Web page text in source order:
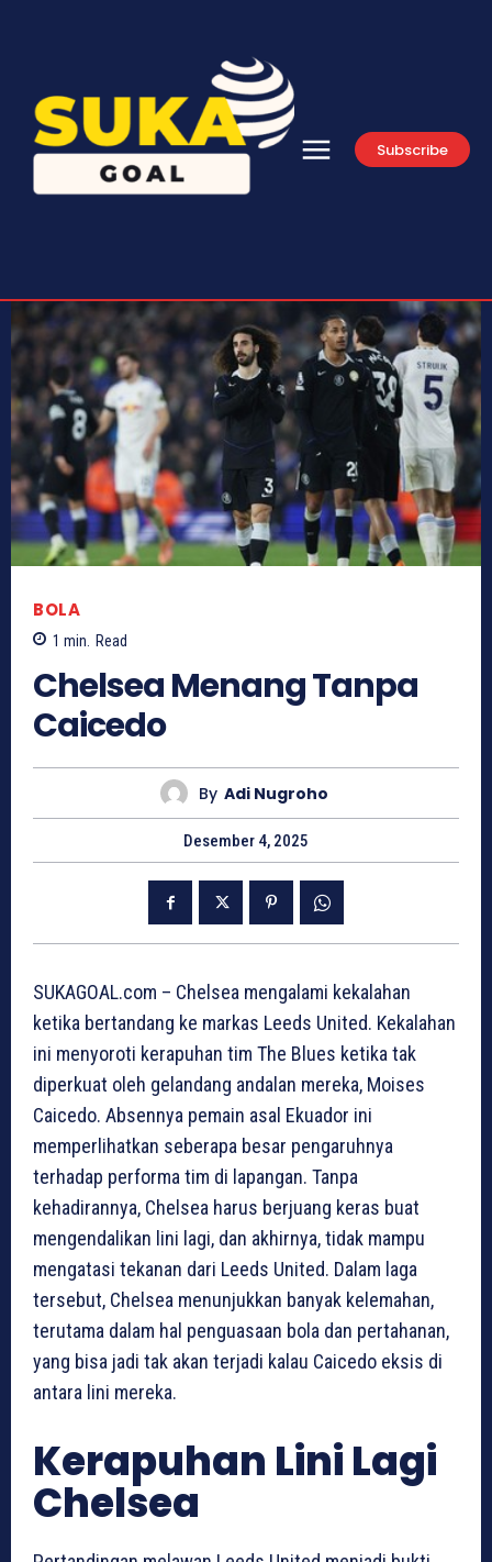
Subscribe
BOLA
1 min. Read
Chelsea Menang Tanpa
Caicedo
By Adi Nugroho
Desember 4, 2025
SUKAGOAL.com – Chelsea mengalami kekalahan
ketika bertandang ke markas Leeds United. Kekalahan
ini menyoroti kerapuhan tim The Blues ketika tak
diperkuat oleh gelandang andalan mereka, Moises
Caicedo. Absennya pemain asal Ekuador ini
memperlihatkan seberapa besar pengaruhnya
terhadap performa tim di lapangan. Tanpa
kehadirannya, Chelsea harus berjuang keras buat
mengendalikan lini lagi, dan akhirnya, tidak mampu
mengatasi tekanan dari Leeds United. Dalam laga
tersebut, Chelsea menunjukkan banyak kelemahan,
terutama dalam hal penguasaan bola dan pertahanan,
yang bisa jadi tak akan terjadi kalau Caicedo eksis di
antara lini mereka.
Kerapuhan Lini Lagi
Chelsea